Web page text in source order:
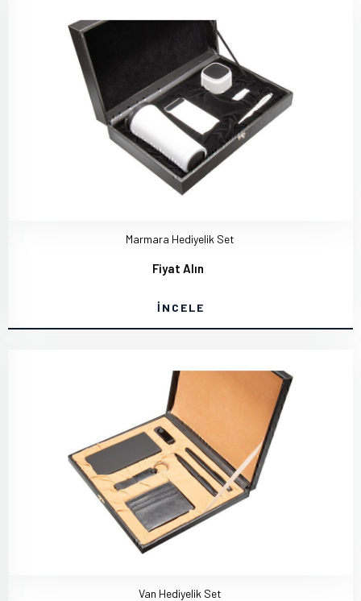
Marmara Hediyelik Set
Fiyat Alın
İNCELE
Van Hediyelik Set